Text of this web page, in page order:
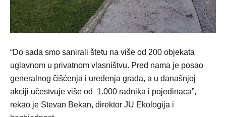
“Do sada smo sanirali štetu na više od 200 objekata
uglavnom u privatnom vlasništvu. Pred nama je posao
generalnog čišćenja i uređenja grada, a u današnjoj
akciji učestvuje više od 1.000 radnika i pojedinaca”,
rekao je Stevan Bekan, direktor JU Ekologija i